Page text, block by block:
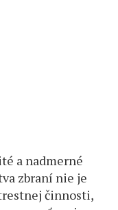
a nadmerné
zbraní nie je
činnosti,